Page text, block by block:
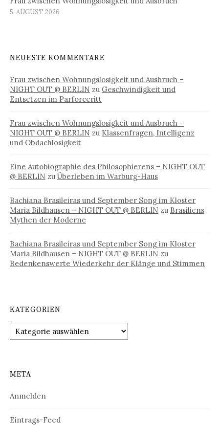
5. AUGUST 2026
NEUESTE KOMMENTARE
Frau zwischen Wohnungslosigkeit und Ausbruch –
NIGHT OUT @ BERLIN zu Geschwindigkeit und
Entsetzen im Parforceritt
Frau zwischen Wohnungslosigkeit und Ausbruch –
NIGHT OUT @ BERLIN zu Klassenfragen, Intelligenz
und Obdachlosigkeit
Eine Autobiographie des Philosophierens – NIGHT OUT
@ BERLIN zu Überleben im Warburg-Haus
Bachiana Brasileiras und September Song im Kloster
Maria Bildhausen – NIGHT OUT @ BERLIN zu Brasiliens
Mythen der Moderne
Bachiana Brasileiras und September Song im Kloster
Maria Bildhausen – NIGHT OUT @ BERLIN zu
Bedenkenswerte Wiederkehr der Klänge und Stimmen
KATEGORIEN
Kategorien
META
Anmelden
Eintrags-Feed